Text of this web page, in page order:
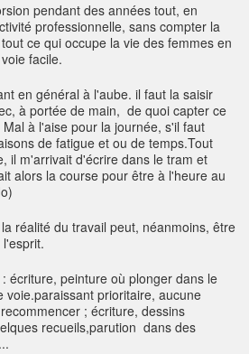
pendant des années tout, en
professionnelle, sans compter la
ce qui occupe la vie des femmes en
facile.
en général à l'aube. il faut la saisir
à portée de main, de quoi capter ce
à l'aise pour la journée, s'il faut
de fatigue et ou de temps.Tout
il m'arrivait d'écrire dans le tram et
alors la course pour être à l'heure au
réalité du travail peut, néanmoins, être
écriture, peinture où plonger dans le
voie.paraissant prioritaire, aucune
; écriture, dessins
recueils,parution dans des